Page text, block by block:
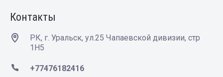
Контакты
РК, г. Уральск, ул.25 Чапаевской дивизии, стр
1Н5
+77476182416